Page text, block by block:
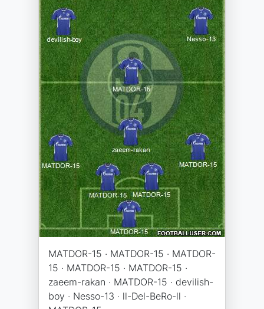
MATDOR-15 · MATDOR-15 · MATDOR-
15 · MATDOR-15 · MATDOR-15 ·
zaeem-rakan · MATDOR-15 · devilish-
boy · Nesso-13 · ll-Del-BeRo-ll ·